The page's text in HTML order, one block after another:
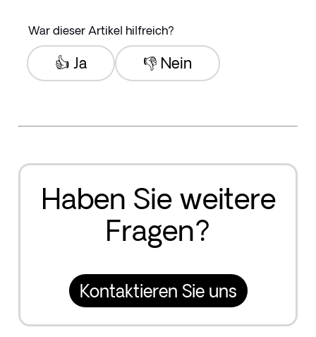
War dieser Artikel hilfreich?
👎 Nein
👍 Ja
Haben Sie weitere
Fragen?
Kontaktieren Sie uns